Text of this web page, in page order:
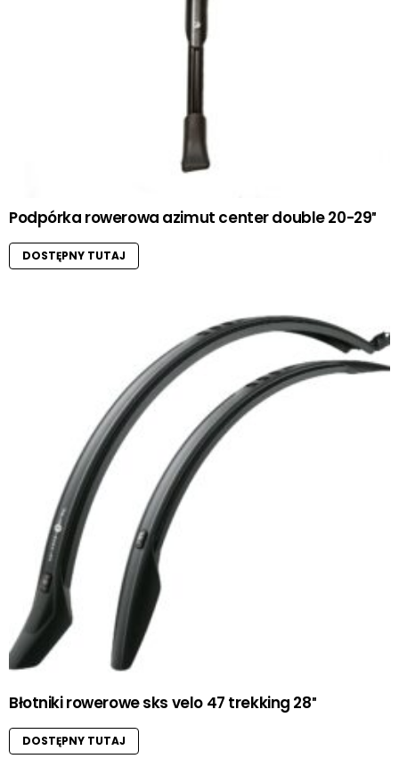
Podpórka rowerowa azimut center double 20-29″
DOSTĘPNY TUTAJ
Błotniki rowerowe sks velo 47 trekking 28″
DOSTĘPNY TUTAJ